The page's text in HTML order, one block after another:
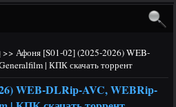
>> Афоня [S01-02] (2025-2026) WEB-
| КПК скачать торрент
WEB-DLRip-AVC, WEBRip-